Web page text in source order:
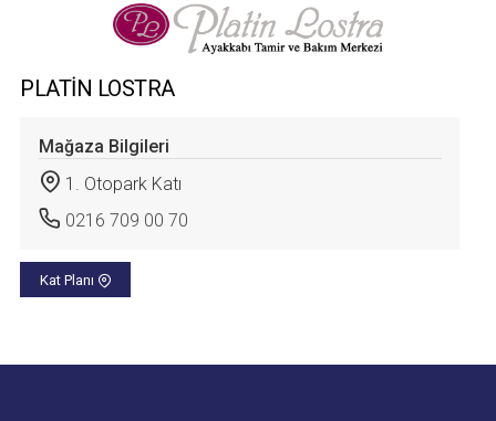
PLATİN LOSTRA
Mağaza Bilgileri
1. Otopark Katı
0216 709 00 70
Kat Planı